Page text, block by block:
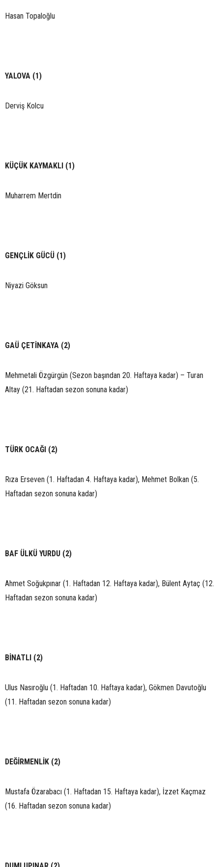
Hasan Topaloğlu
YALOVA (1)
Derviş Kolcu
KÜÇÜK KAYMAKLI (1)
Muharrem Mertdin
GENÇLİK GÜCÜ (1)
Niyazi Göksun
GAÜ ÇETİNKAYA (2)
Mehmetali Özgürgün (Sezon başından 20. Haftaya kadar) – Turan
Altay (21. Haftadan sezon sonuna kadar)
TÜRK OCAĞI (2)
Rıza Erseven (1. Haftadan 4. Haftaya kadar), Mehmet Bolkan (5.
Haftadan sezon sonuna kadar)
BAF ÜLKÜ YURDU (2)
Ahmet Soğukpınar (1. Haftadan 12. Haftaya kadar), Bülent Aytaç (12.
Haftadan sezon sonuna kadar)
BİNATLI (2)
Ulus Nasıroğlu (1. Haftadan 10. Haftaya kadar), Gökmen Davutoğlu
(11. Haftadan sezon sonuna kadar)
DEĞİRMENLİK (2)
Mustafa Özarabacı (1. Haftadan 15. Haftaya kadar), İzzet Kaçmaz
(16. Haftadan sezon sonuna kadar)